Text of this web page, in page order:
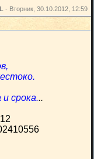
- Вторник, 30.10.2012, 12:59
срока...